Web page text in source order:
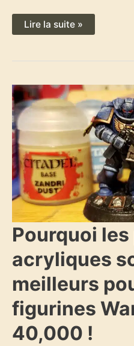
Lire la suite »
Pourquoi
acryliques
meilleurs
figurines
40,000 !
les
peintures
acryliques
sont
meilleurs
pour
les
figurines
Warhammer
40,000